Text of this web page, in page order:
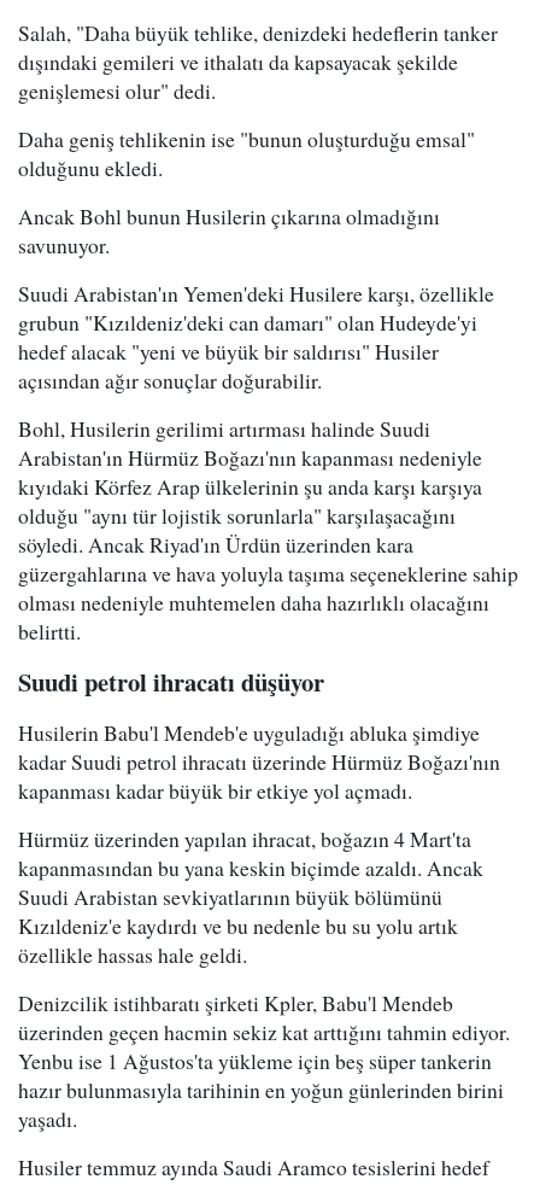
Salah, "Daha büyük tehlike, denizdeki hedeflerin tanker
dışındaki gemileri ve ithalatı da kapsayacak şekilde
genişlemesi olur" dedi.
Daha geniş tehlikenin ise "bunun oluşturduğu emsal"
olduğunu ekledi.
Ancak Bohl bunun Husilerin çıkarına olmadığını
savunuyor.
Suudi Arabistan'ın Yemen'deki Husilere karşı, özellikle
grubun "Kızıldeniz'deki can damarı" olan Hudeyde'yi
hedef alacak "yeni ve büyük bir saldırısı" Husiler
açısından ağır sonuçlar doğurabilir.
Bohl, Husilerin gerilimi artırması halinde Suudi
Arabistan'ın Hürmüz Boğazı'nın kapanması nedeniyle
kıyıdaki Körfez Arap ülkelerinin şu anda karşı karşıya
olduğu "aynı tür lojistik sorunlarla" karşılaşacağını
söyledi. Ancak Riyad'ın Ürdün üzerinden kara
güzergahlarına ve hava yoluyla taşıma seçeneklerine sahip
olması nedeniyle muhtemelen daha hazırlıklı olacağını
belirtti.
Suudi petrol ihracatı düşüyor
Husilerin Babu'l Mendeb'e uyguladığı abluka şimdiye
kadar Suudi petrol ihracatı üzerinde Hürmüz Boğazı'nın
kapanması kadar büyük bir etkiye yol açmadı.
Hürmüz üzerinden yapılan ihracat, boğazın 4 Mart'ta
kapanmasından bu yana keskin biçimde azaldı. Ancak
Suudi Arabistan sevkiyatlarının büyük bölümünü
Kızıldeniz'e kaydırdı ve bu nedenle bu su yolu artık
özellikle hassas hale geldi.
Denizcilik istihbaratı şirketi Kpler, Babu'l Mendeb
üzerinden geçen hacmin sekiz kat arttığını tahmin ediyor.
Yenbu ise 1 Ağustos'ta yükleme için beş süper tankerin
hazır bulunmasıyla tarihinin en yoğun günlerinden birini
yaşadı.
Husiler temmuz ayında Saudi Aramco tesislerini hedef